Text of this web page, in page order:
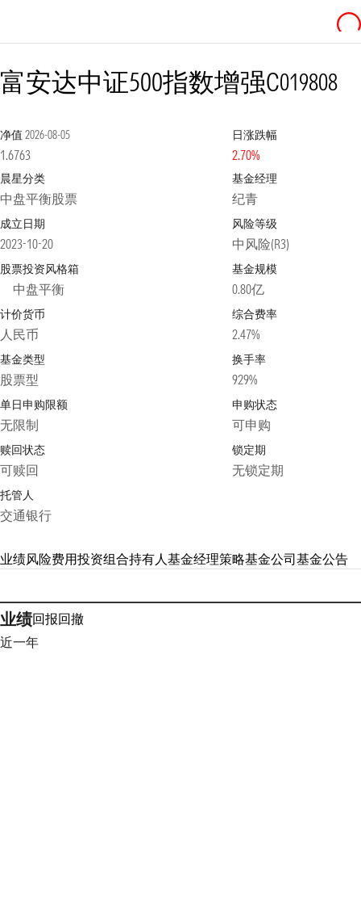
富安达中证500指数增强C019808
净值 2026-08-05
1.6763
日涨跌幅
2.70%
晨星分类
中盘平衡股票
基金经理
纪青
成立日期
2023-10-20
风险等级
中风险(R3)
股票投资风格箱
中盘平衡
基金规模
0.80亿
计价货币
人民币
综合费率
2.47%
基金类型
股票型
换手率
929%
单日申购限额
无限制
申购状态
可申购
赎回状态
可赎回
锁定期
无锁定期
托管人
交通银行
业绩风险费用投资组合持有人基金经理策略基金公司基金公告
业绩回报回撤
近一年